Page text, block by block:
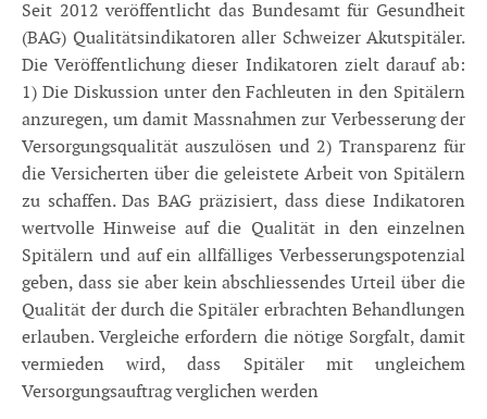
Seit 2012 veröffentlicht das Bundesamt für Gesundheit
(BAG) Qualitätsindikatoren aller Schweizer Akutspitäler.
Die Veröffentlichung dieser Indikatoren zielt darauf ab:
1) Die Diskussion unter den Fachleuten in den Spitälern
anzuregen, um damit Massnahmen zur Verbesserung der
Versorgungsqualität auszulösen und 2) Transparenz für
die Versicherten über die geleistete Arbeit von Spitälern
zu schaffen. Das BAG präzisiert, dass diese Indikatoren
wertvolle Hinweise auf die Qualität in den einzelnen
Spitälern und auf ein allfälliges Verbesserungspotenzial
geben, dass sie aber kein abschliessendes Urteil über die
Qualität der durch die Spitäler erbrachten Behandlungen
erlauben. Vergleiche erfordern die nötige Sorgfalt, damit
vermieden wird, dass Spitäler mit ungleichem
Versorgungsauftrag verglichen werden